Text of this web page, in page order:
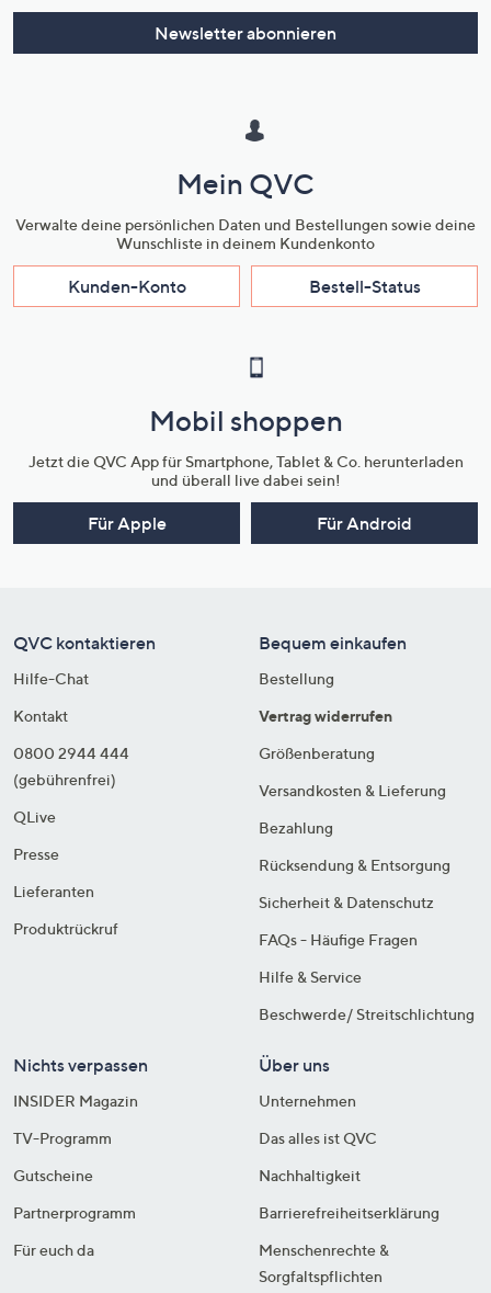
Newsletter abonnieren
Mein QVC
Verwalte deine persönlichen Daten und Bestellungen sowie deine
Wunschliste in deinem Kundenkonto
Kunden-Konto Bestell-Status
Mobil shoppen
Jetzt die QVC App für Smartphone, Tablet & Co. herunterladen
und überall live dabei sein!
Für Apple Für Android
QVC kontaktieren
Hilfe-Chat
Kontakt
0800 2944 444
(gebührenfrei)
QLive
Presse
Lieferanten
Produktrückruf
Bequem einkaufen
Bestellung
Vertrag widerrufen
Größenberatung
Versandkosten & Lieferung
Bezahlung
Rücksendung & Entsorgung
Sicherheit & Datenschutz
FAQs - Häufige Fragen
Hilfe & Service
Beschwerde/ Streitschlichtung
Nichts verpassen
INSIDER Magazin
TV-Programm
Gutscheine
Partnerprogramm
Für euch da
Über uns
Unternehmen
Das alles ist QVC
Nachhaltigkeit
Barrierefreiheitserklärung
Menschenrechte &
Sorgfaltspflichten